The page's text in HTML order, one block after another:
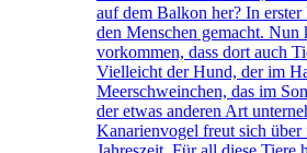
auf dem Balkon her? In
den Menschen gemacht. Nun
vorkommen, dass dort auch
Vielleicht der Hund, der im
Meerschweinchen, das im
der etwas anderen Art
Kanarienvogel freut sich